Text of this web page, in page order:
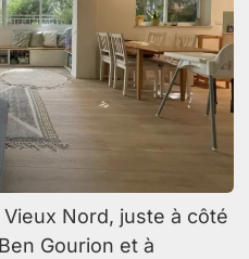
Nord, juste à côté
Gourion et à